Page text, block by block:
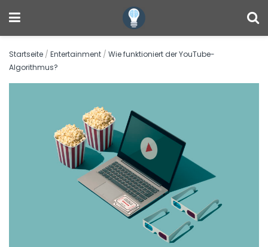
Startseite / Entertainment / Wie funktioniert der YouTube-
Algorithmus?